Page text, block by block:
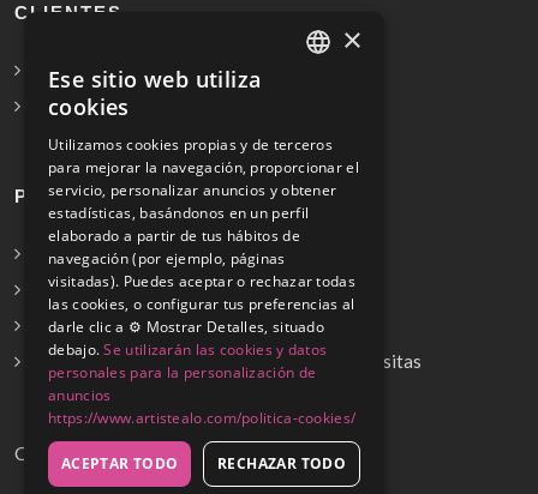
CLIENTES
Solicita Presupuesto Gratis
Preguntas frecuentes
PROFESIONALES
Info para profesionales
Registrarse
Preguntas frecuentes
¿No encuentras tu servicio? Dinos cuál necesitas
Copyrights © 2026
×
Ese sitio web utiliza
cookies
Utilizamos cookies propias y de terceros
para mejorar la navegación, proporcionar el
servicio, personalizar anuncios y obtener
estadísticas, basándonos en un perfil
elaborado a partir de tus hábitos de
navegación (por ejemplo, páginas
visitadas). Puedes aceptar o rechazar todas
las cookies, o configurar tus preferencias al
darle clic a ⚙️ Mostrar Detalles, situado
debajo.Se utilizarán las cookies y datos
personales para la personalización de
anuncios
https://www.artistealo.com/politica-cookies/
ACEPTAR TODO RECHAZAR TODO